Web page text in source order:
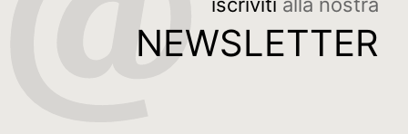
NEWSLETTER